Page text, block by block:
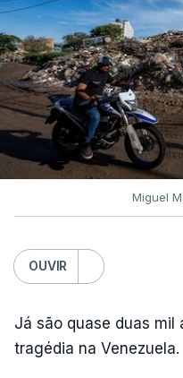
Miguel
OUVIR
Já são quase duas mil
tragédia na Venezuela.